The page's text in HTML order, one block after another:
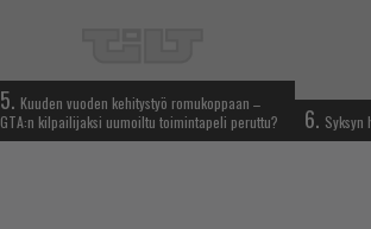
5. Kuuden vuoden kehitystyö romukoppaan –
GTA:n kilpailijaksi uumoiltu toimintapeli peruttu?
6.